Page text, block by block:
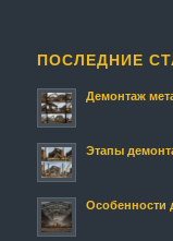
ПОСЛЕДНИЕ
Демонтаж
Этапы
Особенности